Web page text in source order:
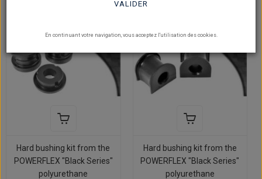
Hard bushing kit from the
POWERFLEX "Black Series"
polyurethane
Hard bushing kit from the
POWERFLEX "Black Series"
polyurethane
VALIDER
En continuant votre navigation, vous acceptez l'utilisation des cookies.